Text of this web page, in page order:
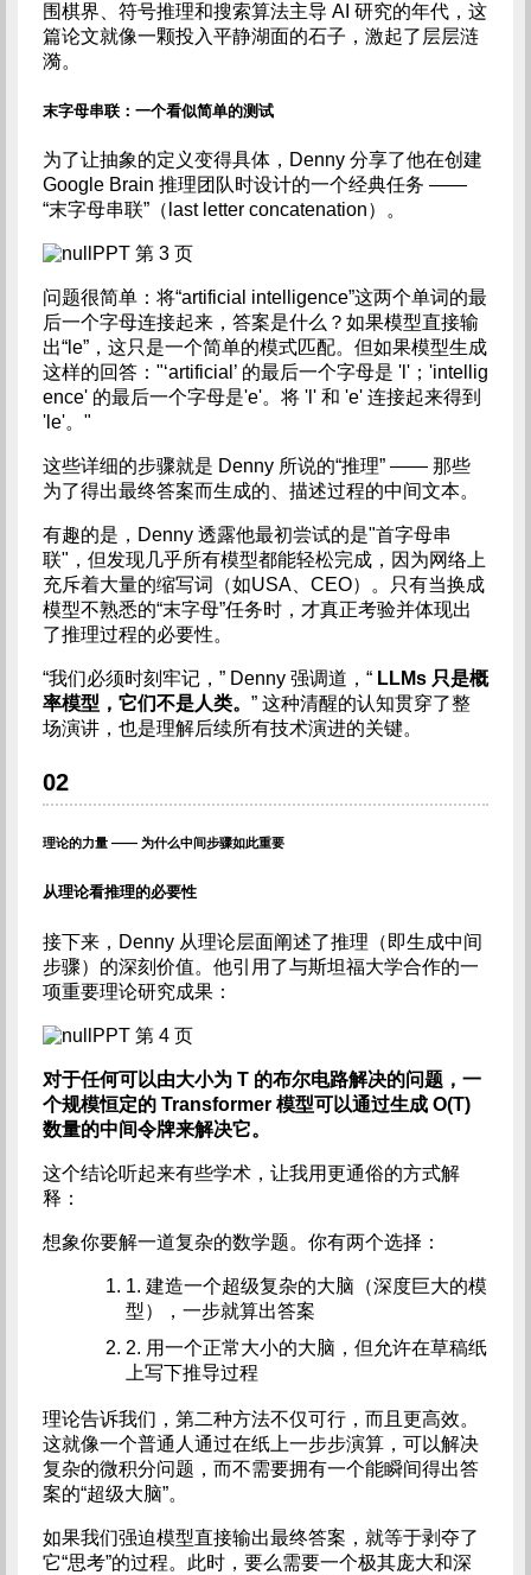
围棋界、符号推理和搜索算法主导 AI 研究的年代，这
篇论文就像一颗投入平静湖面的石子，激起了层层涟
漪。
末字母串联：一个看似简单的测试
为了让抽象的定义变得具体，Denny 分享了他在创建
Google Brain 推理团队时设计的一个经典任务 ——
“末字母串联”（last letter concatenation）。
PPT 第 3 页
问题很简单：将“artificial intelligence”这两个单词的最
后一个字母连接起来，答案是什么？如果模型直接输
出“le”，这只是一个简单的模式匹配。但如果模型生成
这样的回答："‘artificial’ 的最后一个字母是 'l'；'intellig
ence' 的最后一个字母是'e'。将 'l' 和 'e' 连接起来得到
'le'。"
这些详细的步骤就是 Denny 所说的“推理” —— 那些
为了得出最终答案而生成的、描述过程的中间文本。
有趣的是，Denny 透露他最初尝试的是"首字母串
联"，但发现几乎所有模型都能轻松完成，因为网络上
充斥着大量的缩写词（如USA、CEO）。只有当换成
模型不熟悉的“末字母”任务时，才真正考验并体现出
了推理过程的必要性。
“我们必须时刻牢记，” Denny 强调道，“ LLMs 只是概
率模型，它们不是人类。 ” 这种清醒的认知贯穿了整
场演讲，也是理解后续所有技术演进的关键。
02
理论的力量 —— 为什么中间步骤如此重要
从理论看推理的必要性
接下来，Denny 从理论层面阐述了推理（即生成中间
步骤）的深刻价值。他引用了与斯坦福大学合作的一
项重要理论研究成果：
PPT 第 4 页
对于任何可以由大小为 T 的布尔电路解决的问题，一
个规模恒定的 Transformer 模型可以通过生成 O(T)
数量的中间令牌来解决它。
这个结论听起来有些学术，让我用更通俗的方式解
释：
想象你要解一道复杂的数学题。你有两个选择：
1. 建造一个超级复杂的大脑（深度巨大的模
型），一步就算出答案
2. 用一个正常大小的大脑，但允许在草稿纸
上写下推导过程
理论告诉我们，第二种方法不仅可行，而且更高效。
这就像一个普通人通过在纸上一步步演算，可以解决
复杂的微积分问题，而不需要拥有一个能瞬间得出答
案的“超级大脑”。
如果我们强迫模型直接输出最终答案，就等于剥夺了
它“思考”的过程。此时，要么需要一个极其庞大和深